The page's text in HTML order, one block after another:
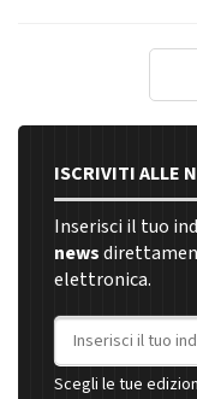
ISCRIVITI ALLE
Inserisci il tuo
news
elettronica.
Indirizzo email
Scegli le tue